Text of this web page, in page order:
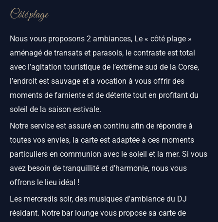
Côté plage
Nous vous proposons 2 ambiances, Le « côté plage »
aménagé de transats et parasols, le contraste est total
avec l’agitation touristique de l’extrême sud de la Corse,
l’endroit est sauvage et a vocation à vous offrir des
moments de farniente et de détente tout en profitant du
soleil de la saison estivale.
Notre service est assuré en continu afin de répondre à
toutes vos envies, la carte est adaptée à ces moments
particuliers en communion avec le soleil et la mer. Si vous
avez besoin de tranquillité et d’harmonie, nous vous
offrons le lieu idéal !
Les mercredis soir, des musiques d'ambiance du DJ
résidant. Notre bar lounge vous propose sa carte de